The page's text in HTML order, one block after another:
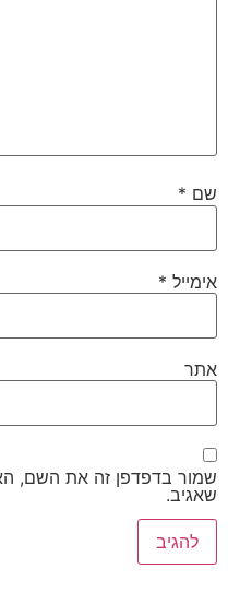
שם*
אימייל*
אתר
שמור בדפדפן זה את השם,
שאגיב.